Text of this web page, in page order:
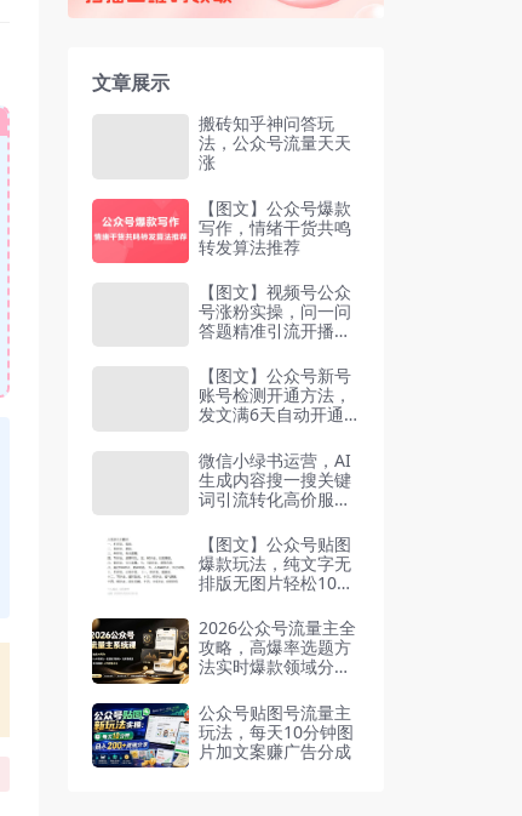
文章展示
搬砖知乎神问答玩
法，公众号流量天天
涨
【图文】公众号爆款
写作，情绪干货共鸣
转发算法推荐
【图文】视频号公众
号涨粉实操，问一问
答题精准引流开播福
【图文】公众号新号
账号检测开通方法，
发文满6天自动开通
微信小绿书运营，AI
生成内容搜一搜关键
词引流转化高价服务
【图文】公众号贴图
爆款玩法，纯文字无
排版无图片轻松10万
2026公众号流量主全
攻略，高爆率选题方
法实时爆款领域分享
公众号贴图号流量主
玩法，每天10分钟图
片加文案赚广告分成